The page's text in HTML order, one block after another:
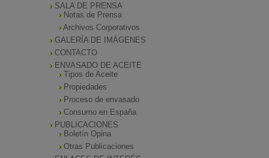
SALA DE PRENSA
Notas de Prensa
Archivos Corporativos
GALERÍA DE IMÁGENES
CONTACTO
ENVASADO DE ACEITE
Tipos de Aceite
Propiedades
Proceso de envasado
Consumo en España
PUBLICACIONES
Boletín Opina
Otras Publicaciones